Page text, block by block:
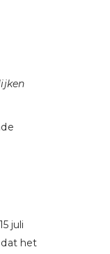
juli
het